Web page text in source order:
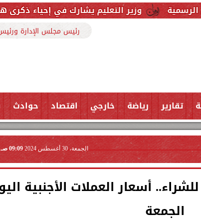
التعليم يشارك في إحياء ذكرى هيروشيما
رئيس مجلس الإدارة ورئيس
تقارير رياضة خارجي اقتصاد حوادث
الجمعة، 30 أغسطس 2024 09:09 صـ
يسجل 48.57 جنيه للشراء.. أسعار العملات الأجنبية
الجمعة